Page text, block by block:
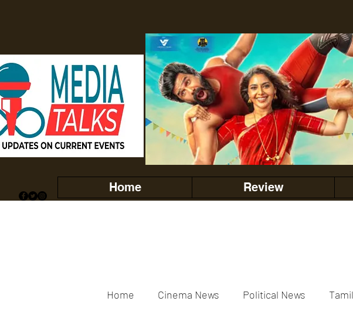
Home Review
Home Cinema News Political News